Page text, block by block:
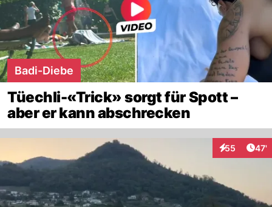
Badi-Diebe
Tüechli-«Trick» sorgt für Spott –
aber er kann abschrecken
55
Interaktionen
47'